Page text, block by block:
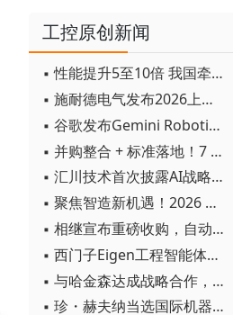
工控原创新闻
▪ 性能提升5至10倍 我国牵头制定的WiTSnet工业以太网国际标准正式发布
▪ 施耐德电气发布2026上半年可持续发展成绩单 "Impact 2030"路线图开局稳健
▪ 谷歌发布Gemini Robotics 2模型 实现人形机器人全身智能控制突破
▪ 并购整合 + 标准落地！7 月工业自动化产业动态速递
▪ 汇川技术首次披露AI战略进展：从两个方面推动“AI业务化”落地
▪ 聚焦智造新机遇！2026 青岛数字化及智能制造技术论坛圆满落幕
▪ 相继宣布重磅收购，自动化巨头新一轮并购潮剑指何方？
▪ 西门子Eigen工程智能体落地中国，工业AI跨越物理世界“确定性”拐点
▪ 与哈金森达成战略合作，乐聚机器人何以持续获得工业巨头青睐？
▪ 珍・赫夫纳当选国际机器人联合会新任主席